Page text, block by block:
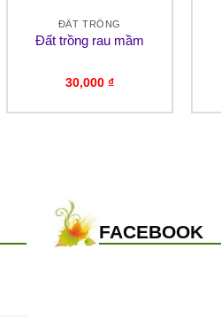
ĐẤT TRỒNG
Đất trồng rau mầm
30,000 ₫
FACEBOOK